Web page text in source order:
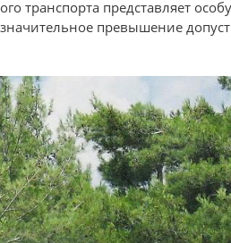
транспорта представляет
превышение